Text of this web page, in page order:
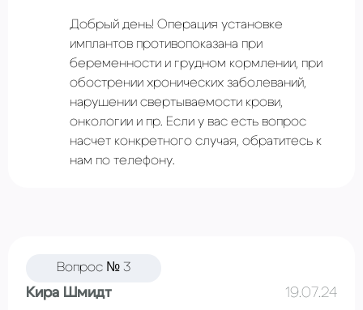
Добрый день! Операция установке
имплантов противопоказана при
беременности и грудном кормлении, при
обострении хронических заболеваний,
нарушении свертываемости крови,
онкологии и пр. Если у вас есть вопрос
насчет конкретного случая, обратитесь к
нам по телефону.
Вопрос № 3
Кира Шмидт 19.07.24